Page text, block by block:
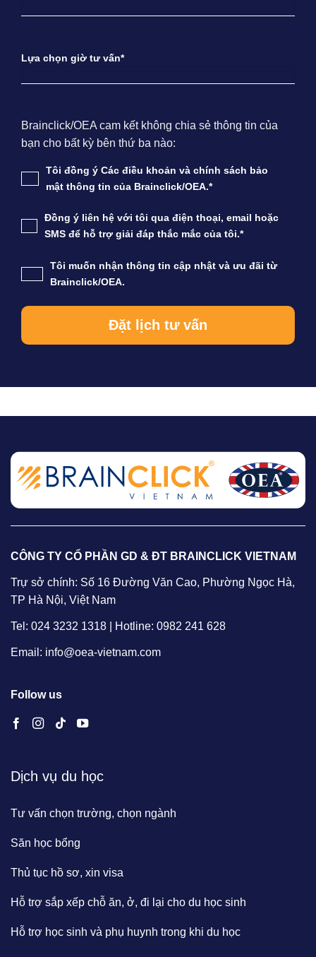
Lựa chọn giờ tư vấn*
Brainclick/OEA cam kết không chia sẻ thông tin của
bạn cho bất kỳ bên thứ ba nào:
Tôi đồng ý Các điều khoản và chính sách bảo
mật thông tin của Brainclick/OEA.*
Đồng ý liên hệ với tôi qua điện thoại, email hoặc
SMS để hỗ trợ giải đáp thắc mắc của tôi.*
Tôi muốn nhận thông tin cập nhật và ưu đãi từ
Brainclick/OEA.
CÔNG TY CỔ PHẦN GD & ĐT BRAINCLICK VIETNAM
Trự sở chính: Số 16 Đường Văn Cao, Phường Ngọc Hà,
TP Hà Nội, Việt Nam
Tel: 024 3232 1318 | Hotline: 0982 241 628
Email: info@oea-vietnam.com
Follow us
Dịch vụ du học
Tư vấn chọn trường, chọn ngành
Săn học bổng
Thủ tục hồ sơ, xin visa
Hỗ trợ sắp xếp chỗ ăn, ở, đi lại cho du học sinh
Hỗ trợ học sinh và phụ huynh trong khi du học